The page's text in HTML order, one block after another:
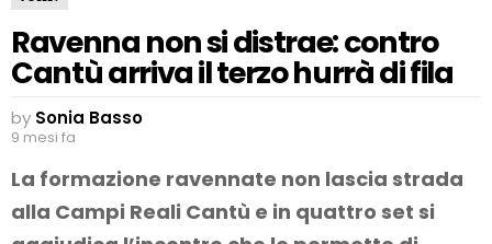
Ravenna non si distrae: contro
Cantù arriva il terzo hurrà di fila
by Sonia Basso
9 mesi fa
La formazione ravennate non lascia strada
alla Campi Reali Cantù e in quattro set si